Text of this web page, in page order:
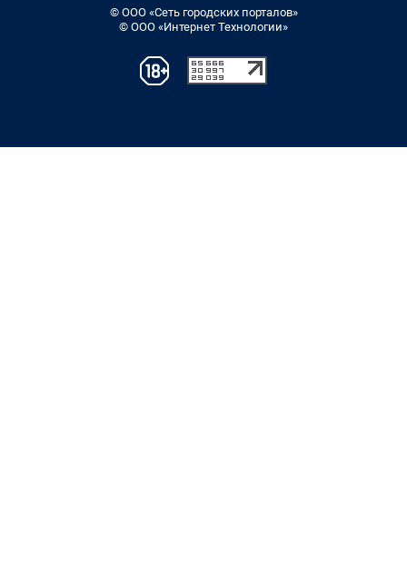
© ООО «Сеть городских порталов»
© ООО «Интернет Технологии»